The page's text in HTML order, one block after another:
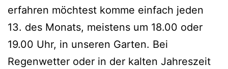
erfahren möchtest komme einfach jeden
13. des Monats, meistens um 18.00 oder
19.00 Uhr, in unseren Garten. Bei
Regenwetter oder in der kalten Jahreszeit